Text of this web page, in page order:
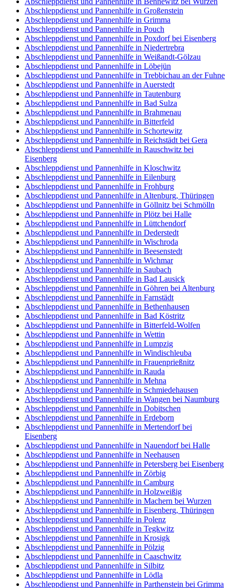
Abschleppdienst und Pannenhilfe in Großenstein
Abschleppdienst und Pannenhilfe in Grimma
Abschleppdienst und Pannenhilfe in Pouch
Abschleppdienst und Pannenhilfe in Poxdorf bei Eisenberg
Abschleppdienst und Pannenhilfe in Niedertrebra
Abschleppdienst und Pannenhilfe in Weißandt-Gölzau
Abschleppdienst und Pannenhilfe in Löbejün
Abschleppdienst und Pannenhilfe in Trebbichau an der Fuhne
Abschleppdienst und Pannenhilfe in Auerstedt
Abschleppdienst und Pannenhilfe in Tautenburg
Abschleppdienst und Pannenhilfe in Bad Sulza
Abschleppdienst und Pannenhilfe in Brahmenau
Abschleppdienst und Pannenhilfe in Bitterfeld
Abschleppdienst und Pannenhilfe in Schortewitz
Abschleppdienst und Pannenhilfe in Reichstädt bei Gera
Abschleppdienst und Pannenhilfe in Rauschwitz bei
Eisenberg
Abschleppdienst und Pannenhilfe in Kloschwitz
Abschleppdienst und Pannenhilfe in Eilenburg
Abschleppdienst und Pannenhilfe in Frohburg
Abschleppdienst und Pannenhilfe in Altenburg, Thüringen
Abschleppdienst und Pannenhilfe in Göllnitz bei Schmölln
Abschleppdienst und Pannenhilfe in Plötz bei Halle
Abschleppdienst und Pannenhilfe in Lüttchendorf
Abschleppdienst und Pannenhilfe in Dederstedt
Abschleppdienst und Pannenhilfe in Wischroda
Abschleppdienst und Pannenhilfe in Beesenstedt
Abschleppdienst und Pannenhilfe in Wichmar
Abschleppdienst und Pannenhilfe in Saubach
Abschleppdienst und Pannenhilfe in Bad Lausick
Abschleppdienst und Pannenhilfe in Göhren bei Altenburg
Abschleppdienst und Pannenhilfe in Farnstädt
Abschleppdienst und Pannenhilfe in Bethenhausen
Abschleppdienst und Pannenhilfe in Bad Köstritz
Abschleppdienst und Pannenhilfe in Bitterfeld-Wolfen
Abschleppdienst und Pannenhilfe in Wettin
Abschleppdienst und Pannenhilfe in Lumpzig
Abschleppdienst und Pannenhilfe in Windischleuba
Abschleppdienst und Pannenhilfe in Frauenprießnitz
Abschleppdienst und Pannenhilfe in Rauda
Abschleppdienst und Pannenhilfe in Mehna
Abschleppdienst und Pannenhilfe in Schmiedehausen
Abschleppdienst und Pannenhilfe in Wangen bei Naumburg
Abschleppdienst und Pannenhilfe in Dobitschen
Abschleppdienst und Pannenhilfe in Erdeborn
Abschleppdienst und Pannenhilfe in Mertendorf bei
Eisenberg
Abschleppdienst und Pannenhilfe in Nauendorf bei Halle
Abschleppdienst und Pannenhilfe in Neehausen
Abschleppdienst und Pannenhilfe in Petersberg bei Eisenberg
Abschleppdienst und Pannenhilfe in Zörbig
Abschleppdienst und Pannenhilfe in Camburg
Abschleppdienst und Pannenhilfe in Holzweißig
Abschleppdienst und Pannenhilfe in Machern bei Wurzen
Abschleppdienst und Pannenhilfe in Eisenberg, Thüringen
Abschleppdienst und Pannenhilfe in Polenz
Abschleppdienst und Pannenhilfe in Tegkwitz
Abschleppdienst und Pannenhilfe in Krosigk
Abschleppdienst und Pannenhilfe in Pölzig
Abschleppdienst und Pannenhilfe in Caaschwitz
Abschleppdienst und Pannenhilfe in Silbitz
Abschleppdienst und Pannenhilfe in Lödla
Abschleppdienst und Pannenhilfe in Parthenstein bei Grimma